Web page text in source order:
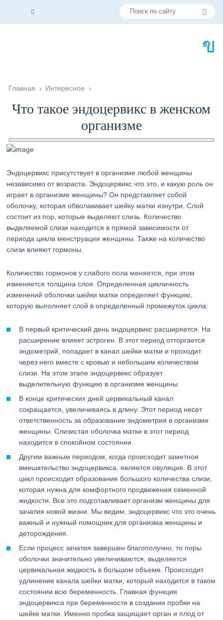
Главная › Интересное ›
Что такое эндоцервикс в женском
организме
Эндоцервикс присутствует в организме любой женщины
независимо от возраста. Эндоцервикс что это, и какую роль он
играет в организме женщины? Он представляет собой
оболочку, которая обволакивает шейку матки изнутри. Слой
состоит из пор, которые выделяют слизь. Количество
выделяемой слизи находится в прямой зависимости от
периода цикла менструации женщины. Также на количество
слизи влияют гормоны.
Количество гормонов у слабого пола меняется, при этом
изменяется толщина слоя. Определенная цикличность
изменений оболочки шейки матки определяет функцию,
которую выполняет слой в определенный промежуток цикла:
В первый критический день эндоцервикс расширяется. На
расширение влияет эстроген. В этот период отторгается
эндометрий, попадает в канал шейки матки и проходит
через него вместе с кровью и небольшим количеством
слизи. На этом этапе эндоцервикс образует
выделительную функцию в организме женщины.
В конце критических дней цервикальный канал
сокращается, увеличиваясь в длину. Этот период несет
ответственность за образование эндометрия в организме
женщины. Слизистая оболочка матки в этот период
находится в спокойном состоянии.
Другим важным периодом, когда происходит заметное
вмешательство эндоцервикса, является овуляция. В этот
цикл происходит образование большого количества слизи,
которая нужна для комфортного продвижения семенной
жидкости. Все это подготавливает организм женщины для
зачатия новой жизни. Мы видим, эндоцервикс что это очень
важный и нужный помощник для организма женщины и
деторождения.
Если процесс зачатия завершен благополучно, то поры
оболочки значительно увеличиваются, выделяется
цервикальная жидкость в большом объеме. Происходит
удлинение канала шейки матки, который находится в таком
состоянии всю беременность. Главная функция
эндоцервикса при беременности в создании пробки на
шейке матки. Именно пробка защищает орган и плод от